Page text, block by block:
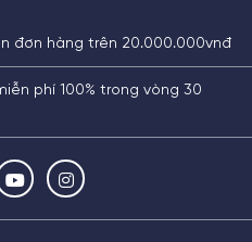
đơn hàng trên 20.000.000vnđ
phí 100% trong vòng 30